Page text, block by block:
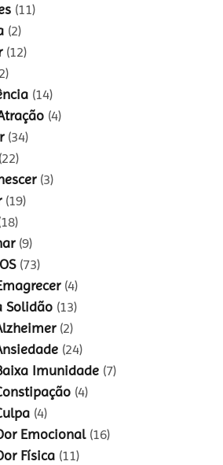
(11)
(2)
(12)
(14)
(4)
(34)
(22)
(3)
(19)
(9)
(73)
(4)
Solidão (13)
(2)
(24)
Imunidade (7)
(4)
(4)
Emocional(16)
Física (11)